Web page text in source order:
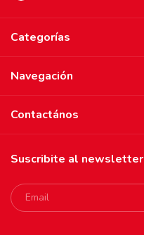
Categorías
Navegación
Contactános
Suscribite al newsletter